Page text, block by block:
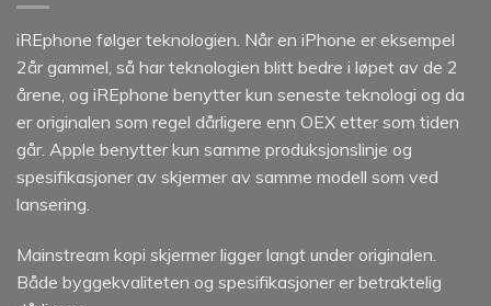
iREphone følger teknologien. Når en iPhone er eksempel
2år gammel, så har teknologien blitt bedre i løpet av de 2
årene, og iREphone benytter kun seneste teknologi og da
er originalen som regel dårligere enn OEX etter som tiden
går. Apple benytter kun samme produksjonslinje og
spesifikasjoner av skjermer av samme modell som ved
lansering.
Mainstream kopi skjermer ligger langt under originalen.
Både byggekvaliteten og spesifikasjoner er betraktelig